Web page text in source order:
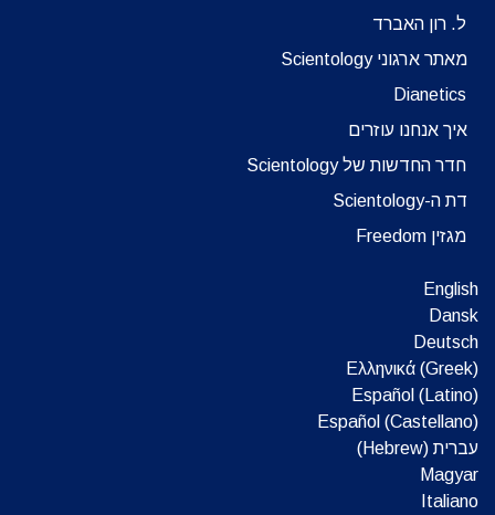
ל. רון האברד
מאתר ארגוני Scientology
Dianetics
איך אנחנו עוזרים
חדר החדשות של Scientology
דת ה-Scientology
מגזין Freedom
English
Dansk
Deutsch
Ελληνικά (Greek)
Español (Latino)
Español (Castellano)
עברית (Hebrew)‏
Magyar
Italiano